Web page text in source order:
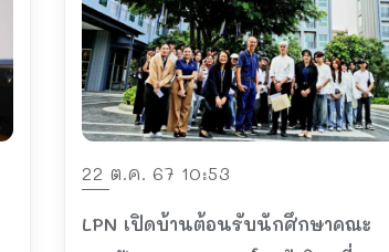
22 ต.ค. 67 10:53
LPN เปิดบ้านต้อนรับนักศึกษาคณะ